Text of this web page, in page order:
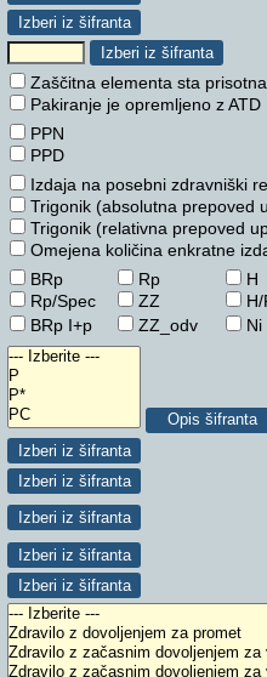
Zaščitna elementa sta prisotna
Pakiranje je opremljeno z ATD
PPN
PPD
Izdaja na posebni zdravniški
Trigonik (absolutna prepoved
Trigonik (relativna prepoved
Omejena količina enkratne
BRp Rp
H
Rp/Spec
ZZ
BRp I+p
ZZ_odv
Ni